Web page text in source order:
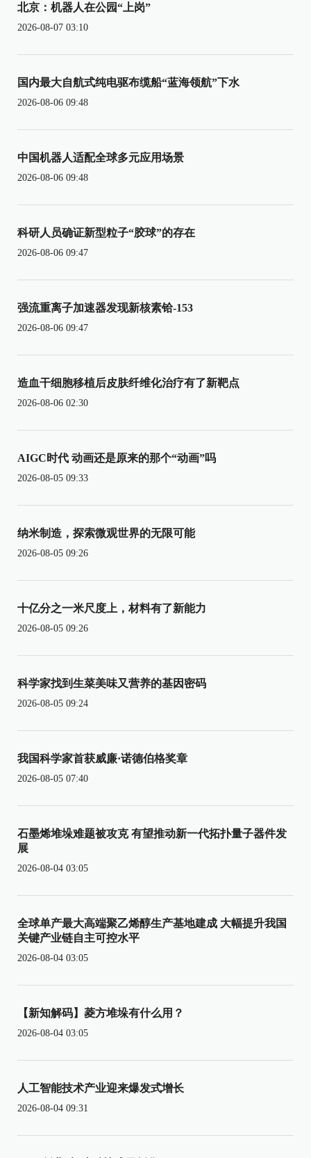
北京：机器人在公园“上岗”
2026-08-07 03:10
国内最大自航式纯电驱布缆船“蓝海领航”下水
2026-08-06 09:48
中国机器人适配全球多元应用场景
2026-08-06 09:48
科研人员确证新型粒子“胶球”的存在
2026-08-06 09:47
强流重离子加速器发现新核素铪-153
2026-08-06 09:47
造血干细胞移植后皮肤纤维化治疗有了新靶点
2026-08-06 02:30
AIGC时代 动画还是原来的那个“动画”吗
2026-08-05 09:33
纳米制造，探索微观世界的无限可能
2026-08-05 09:26
十亿分之一米尺度上，材料有了新能力
2026-08-05 09:26
科学家找到生菜美味又营养的基因密码
2026-08-05 09:24
我国科学家首获威廉·诺德伯格奖章
2026-08-05 07:40
石墨烯堆垛难题被攻克 有望推动新一代拓扑量子器件发
展
2026-08-04 03:05
全球单产最大高端聚乙烯醇生产基地建成 大幅提升我国
关键产业链自主可控水平
2026-08-04 03:05
【新知解码】菱方堆垛有什么用？
2026-08-04 03:05
人工智能技术产业迎来爆发式增长
2026-08-04 09:31